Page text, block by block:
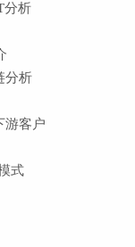
分析
分析
客户
式